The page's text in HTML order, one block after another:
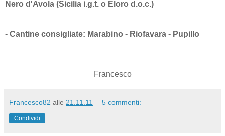
Nero d'Avola (Sicilia i.g.t. o Eloro d.o.c.)
- Cantine consigliate: Marabino - Riofavara - Pupillo
Francesco
Francesco82 alle 21.11.11 5 commenti:
Condividi